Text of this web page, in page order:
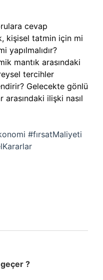
cevap
kişisel tatmin için mi
yapılmalıdır?
mantık arasındaki
tercihler
Gelecekte gönlü
ilişki nasıl
#fırsatMaliyeti
geçer ?